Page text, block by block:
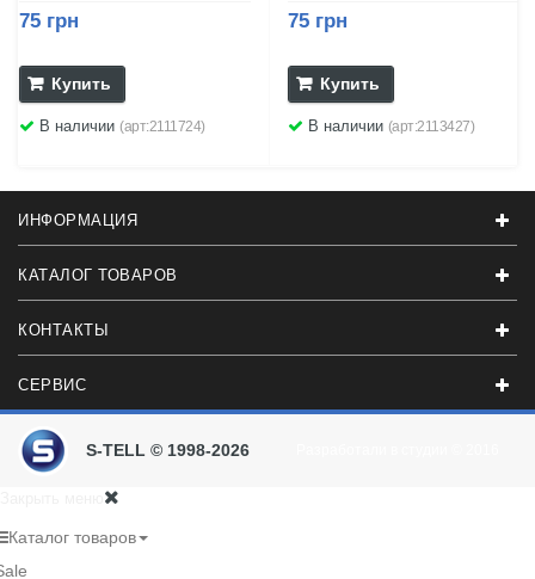
75 грн
Купить
В наличии (арт:2111724)
75 грн
Купить
В наличии (арт:2113427)
ИНФОРМАЦИЯ
КАТАЛОГ ТОВАРОВ
КОНТАКТЫ
СЕРВИС
S-TELL © 1998-2026
Каталог товаров